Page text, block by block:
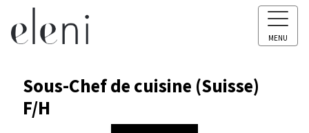
MENU
Sous-Chef de cuisine (Suisse)
F/H